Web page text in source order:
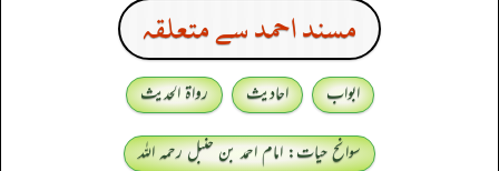
مسند احمد سے متعلقہ
ابواب احادیث
رواۃ الحدیث
سوانح حیات: امام احمد بن حنبل رحمہ اللہ